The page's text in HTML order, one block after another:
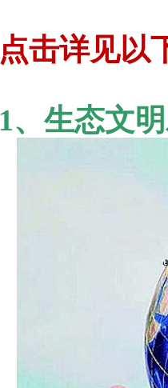
点击详见以
1、生态文